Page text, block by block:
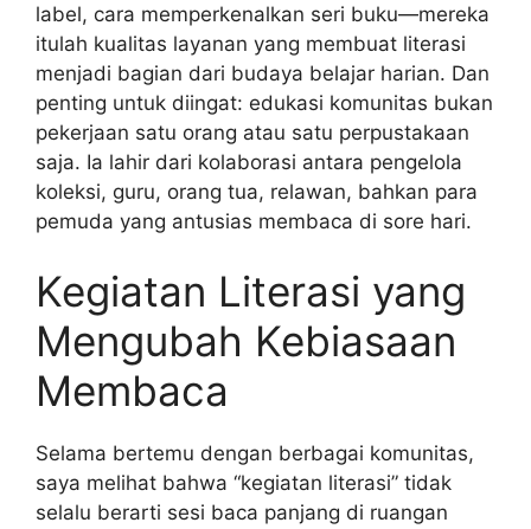
label, cara memperkenalkan seri buku—mereka
itulah kualitas layanan yang membuat literasi
menjadi bagian dari budaya belajar harian. Dan
penting untuk diingat: edukasi komunitas bukan
pekerjaan satu orang atau satu perpustakaan
saja. Ia lahir dari kolaborasi antara pengelola
koleksi, guru, orang tua, relawan, bahkan para
pemuda yang antusias membaca di sore hari.
Kegiatan Literasi yang
Mengubah Kebiasaan
Membaca
Selama bertemu dengan berbagai komunitas,
saya melihat bahwa “kegiatan literasi” tidak
selalu berarti sesi baca panjang di ruangan